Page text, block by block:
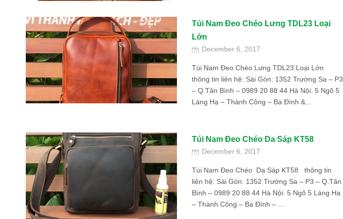
Túi Nam Đeo Chéo Lưng TDL23 Loại
Lớn
December 6, 2017
Túi Nam Đeo Chéo Lưng TDL23 Loại Lớn
thông tin liên hệ: Sài Gòn: 1352 Trường Sa – P3
– Q.Tân Bình – 0989 20 88 44 Hà Nội: 5 Ngõ 5
Láng Hạ – Thành Công – Ba Đình &...
Túi Nam Đeo Chéo Da Sáp KT58
December 6, 2017
Túi Nam Đeo Chéo Da Sáp KT58 thông tin
liên hệ: Sài Gòn: 1352 Trường Sa – P3 – Q.Tân
Bình – 0989 20 88 44 Hà Nội: 5 Ngõ 5 Láng Hạ
– Thành Công – Ba Đình – ...